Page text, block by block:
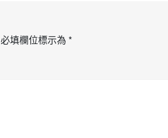
必填欄位標示為 *